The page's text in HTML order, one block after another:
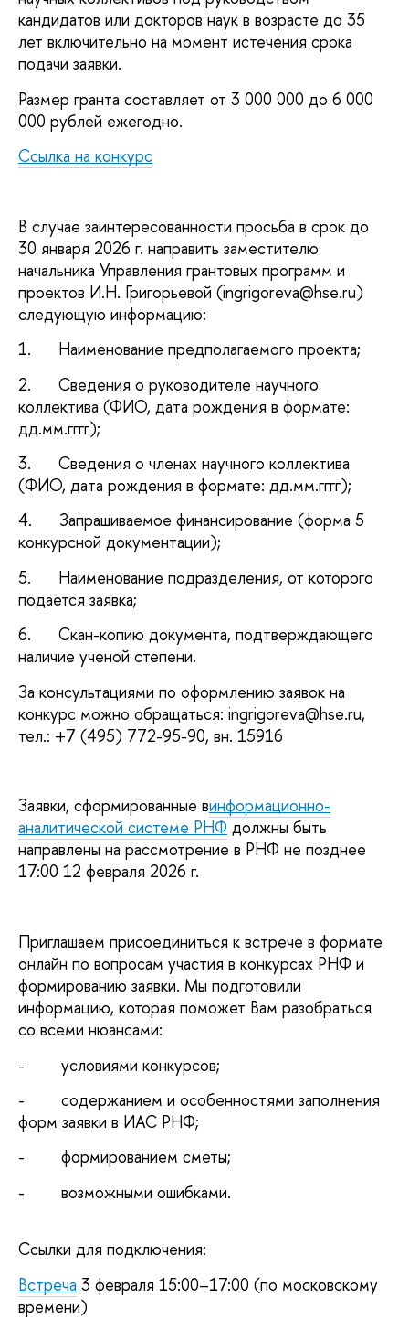
кандидатов или докторов наук в возрасте до 35
лет включительно на момент истечения срока
подачи заявки.
Размер гранта составляет от 3 000 000 до 6 000
000 рублей ежегодно.
Ссылка на конкурс
В случае заинтересованности просьба в срок до
30 января 2026 г. направить заместителю
начальника Управления грантовых программ и
проектов И.Н. Григорьевой (ingrigoreva@hse.ru)
следующую информацию:
1. Наименование предполагаемого проекта;
2. Сведения о руководителе научного
коллектива (ФИО, дата рождения в формате:
дд.мм.гггг);
3. Сведения о членах научного коллектива
(ФИО, дата рождения в формате: дд.мм.гггг);
4. Запрашиваемое финансирование (форма 5
конкурсной документации);
5. Наименование подразделения, от которого
подается заявка;
6. Скан-копию документа, подтверждающего
наличие ученой степени.
За консультациями по оформлению заявок на
конкурс можно обращаться: ingrigoreva@hse.ru,
тел.: +7 (495) 772-95-90, вн. 15916
Заявки, сформированные винформационно-
аналитической системе РНФ должны быть
направлены на рассмотрение в РНФ не позднее
17:00 12 февраля 2026 г.
Приглашаем присоединиться к встрече в формате
онлайн по вопросам участия в конкурсах РНФ и
формированию заявки. Мы подготовили
информацию, которая поможет Вам разобраться
со всеми нюансами:
- условиями конкурсов;
- содержанием и особенностями заполнения
форм заявки в ИАС РНФ;
- формированием сметы;
- возможными ошибками.
Ссылки для подключения:
Встреча 3 февраля 15:00–17:00 (по московскому
времени)